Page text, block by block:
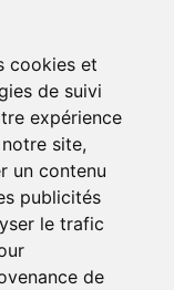
cookies et
de suivi
expérience
site,
un contenu
publicités
le trafic
de